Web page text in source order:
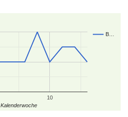
B…
10
Kalenderwoche